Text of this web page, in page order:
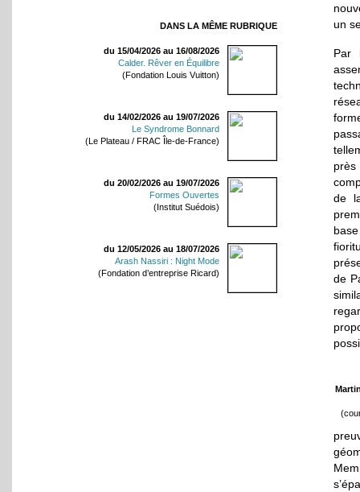
DANS LA MÊME RUBRIQUE
du 15/04/2026 au 16/08/2026
Calder. Rêver en Équilibre
(Fondation Louis Vuitton)
du 14/02/2026 au 19/07/2026
Le Syndrome Bonnard
(Le Plateau / FRAC Île-de-France)
du 20/02/2026 au 19/07/2026
Formes Ouvertes
(Institut Suédois)
du 12/05/2026 au 18/07/2026
Arash Nassiri : Night Mode
(Fondation d’entreprise Ricard)
un
Par
de
de